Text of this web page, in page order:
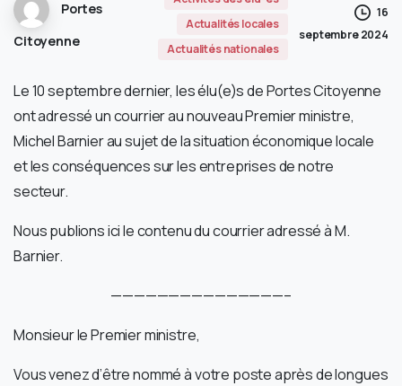
Portes
Citoyenne
Actualités locales
Actualités nationales
16
septembre 2024
Le 10 septembre dernier, les élu(e)s de Portes Citoyenne
ont adressé un courrier au nouveau Premier ministre,
Michel Barnier au sujet de la situation économique locale
et les conséquences sur les entreprises de notre
secteur.
Nous publions ici le contenu du courrier adressé à M.
Barnier.
———————————————–
Monsieur le Premier ministre,
Vous venez d’être nommé à votre poste après de longues